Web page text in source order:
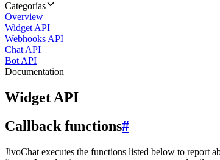
Categorías
Overview
Widget API
Webhooks API
Chat API
Bot API
Documentation
Widget API
Callback functions#
JivoChat executes the functions listed below to report